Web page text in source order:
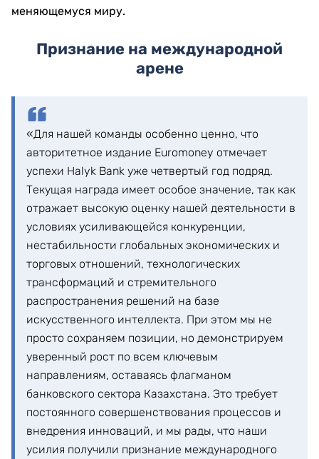
меняющемуся миру.
Признание на международной
арене
«Для нашей команды особенно ценно, что
авторитетное издание Euromoney отмечает
успехи Halyk Bank уже четвертый год подряд.
Текущая награда имеет особое значение, так как
отражает высокую оценку нашей деятельности в
условиях усиливающейся конкуренции,
нестабильности глобальных экономических и
торговых отношений, технологических
трансформаций и стремительного
распространения решений на базе
искусственного интеллекта. При этом мы не
просто сохраняем позиции, но демонстрируем
уверенный рост по всем ключевым
направлениям, оставаясь флагманом
банковского сектора Казахстана. Это требует
постоянного совершенствования процессов и
внедрения инноваций, и мы рады, что наши
усилия получили признание международного